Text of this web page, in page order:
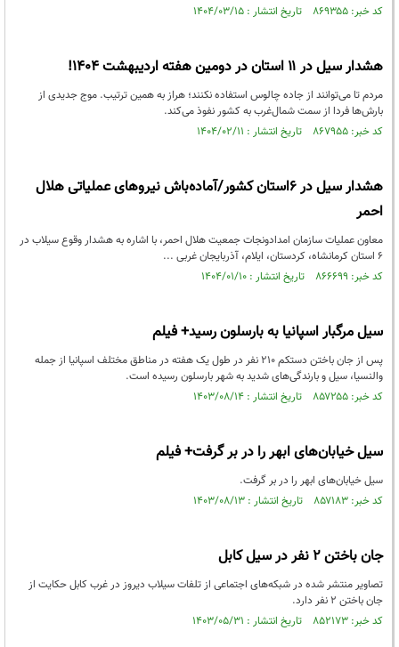
کد خبر: ۸۶۹۳۵۵ تاریخ انتشار : ۱۴۰۴/۰۳/۱۵
هشدار سیل در ۱۱ استان در دومین هفته اردیبهشت 1404!
مردم تا می‌توانند از جاده چالوس استفاده نکنند؛ هراز به همین ترتیب. موج جدیدی از
بارش‌ها فردا از سمت شمال‌غرب به کشور نفوذ می‌کند.
کد خبر: ۸۶۷۹۵۵ تاریخ انتشار : ۱۴۰۴/۰۲/۱۱
هشدار سیل در ۶استان کشور/آماده‌باش نیروهای عملیاتی هلال
احمر
معاون عملیات سازمان امدادونجات جمعیت هلال احمر، با اشاره به هشدار وقوع سیلاب در
۶ استان کرمانشاه، کردستان، ایلام، آذربایجان غربی ...
کد خبر: ۸۶۶۶۹۹ تاریخ انتشار : ۱۴۰۴/۰۱/۱۰
سیل مرگبار اسپانیا به بارسلون رسید+ فیلم
پس از جان باختن دستکم ۲۱۰ نفر در طول یک هفته در مناطق مختلف اسپانیا از جمله
والنسیا، سیل و بارندگی‌های شدید به شهر بارسلون رسیده است.
کد خبر: ۸۵۷۲۵۵ تاریخ انتشار : ۱۴۰۳/۰۸/۱۴
سیل خیابان‌های ابهر را در بر گرفت+ فیلم
سیل خیابان‌های ابهر را در بر گرفت.
کد خبر: ۸۵۷۱۸۳ تاریخ انتشار : ۱۴۰۳/۰۸/۱۳
جان باختن ۲ نفر در سیل کابل
تصاویر منتشر شده در شبکه‌های اجتماعی از تلفات سیلاب دیروز در غرب کابل حکایت از
جان باختن ۲ نفر دارد.
کد خبر: ۸۵۲۱۷۳ تاریخ انتشار : ۱۴۰۳/۰۵/۳۱